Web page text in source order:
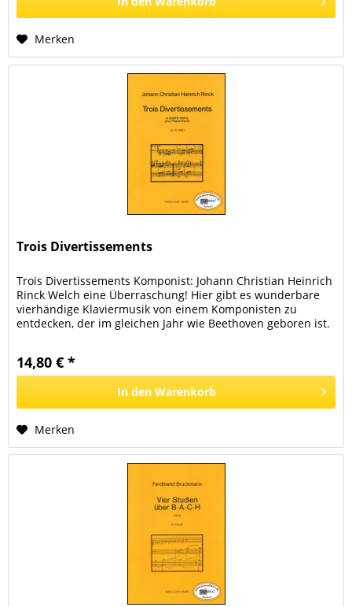
Merken
Trois Divertissements
Trois Divertissements Komponist: Johann Christian Heinrich
Rinck Welch eine Überraschung! Hier gibt es wunderbare
vierhändige Klaviermusik von einem Komponisten zu
entdecken, der im gleichen Jahr wie Beethoven geboren ist.
14,80 € *
In den Warenkorb
Merken